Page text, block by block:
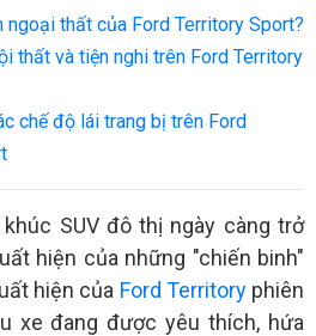
ngoại thất của Ford Territory Sport?
thất và tiện nghi trên Ford Territory
chế độ lái trang bị trên Ford
SUV đô thị ngày càng trở
hiện của những "chiến binh"
hiện của Ford Territoryphiên
xe đang được yêu thích, hứa